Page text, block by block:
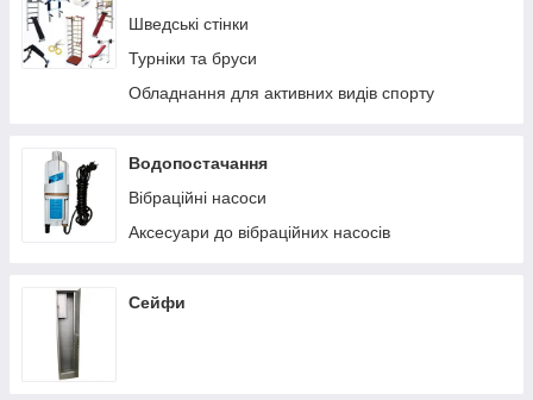
Шведські стінки
Турніки та бруси
Обладнання для активних видів спорту
Водопостачання
Вібраційні насоси
Аксесуари до вібраційних насосів
Сейфи